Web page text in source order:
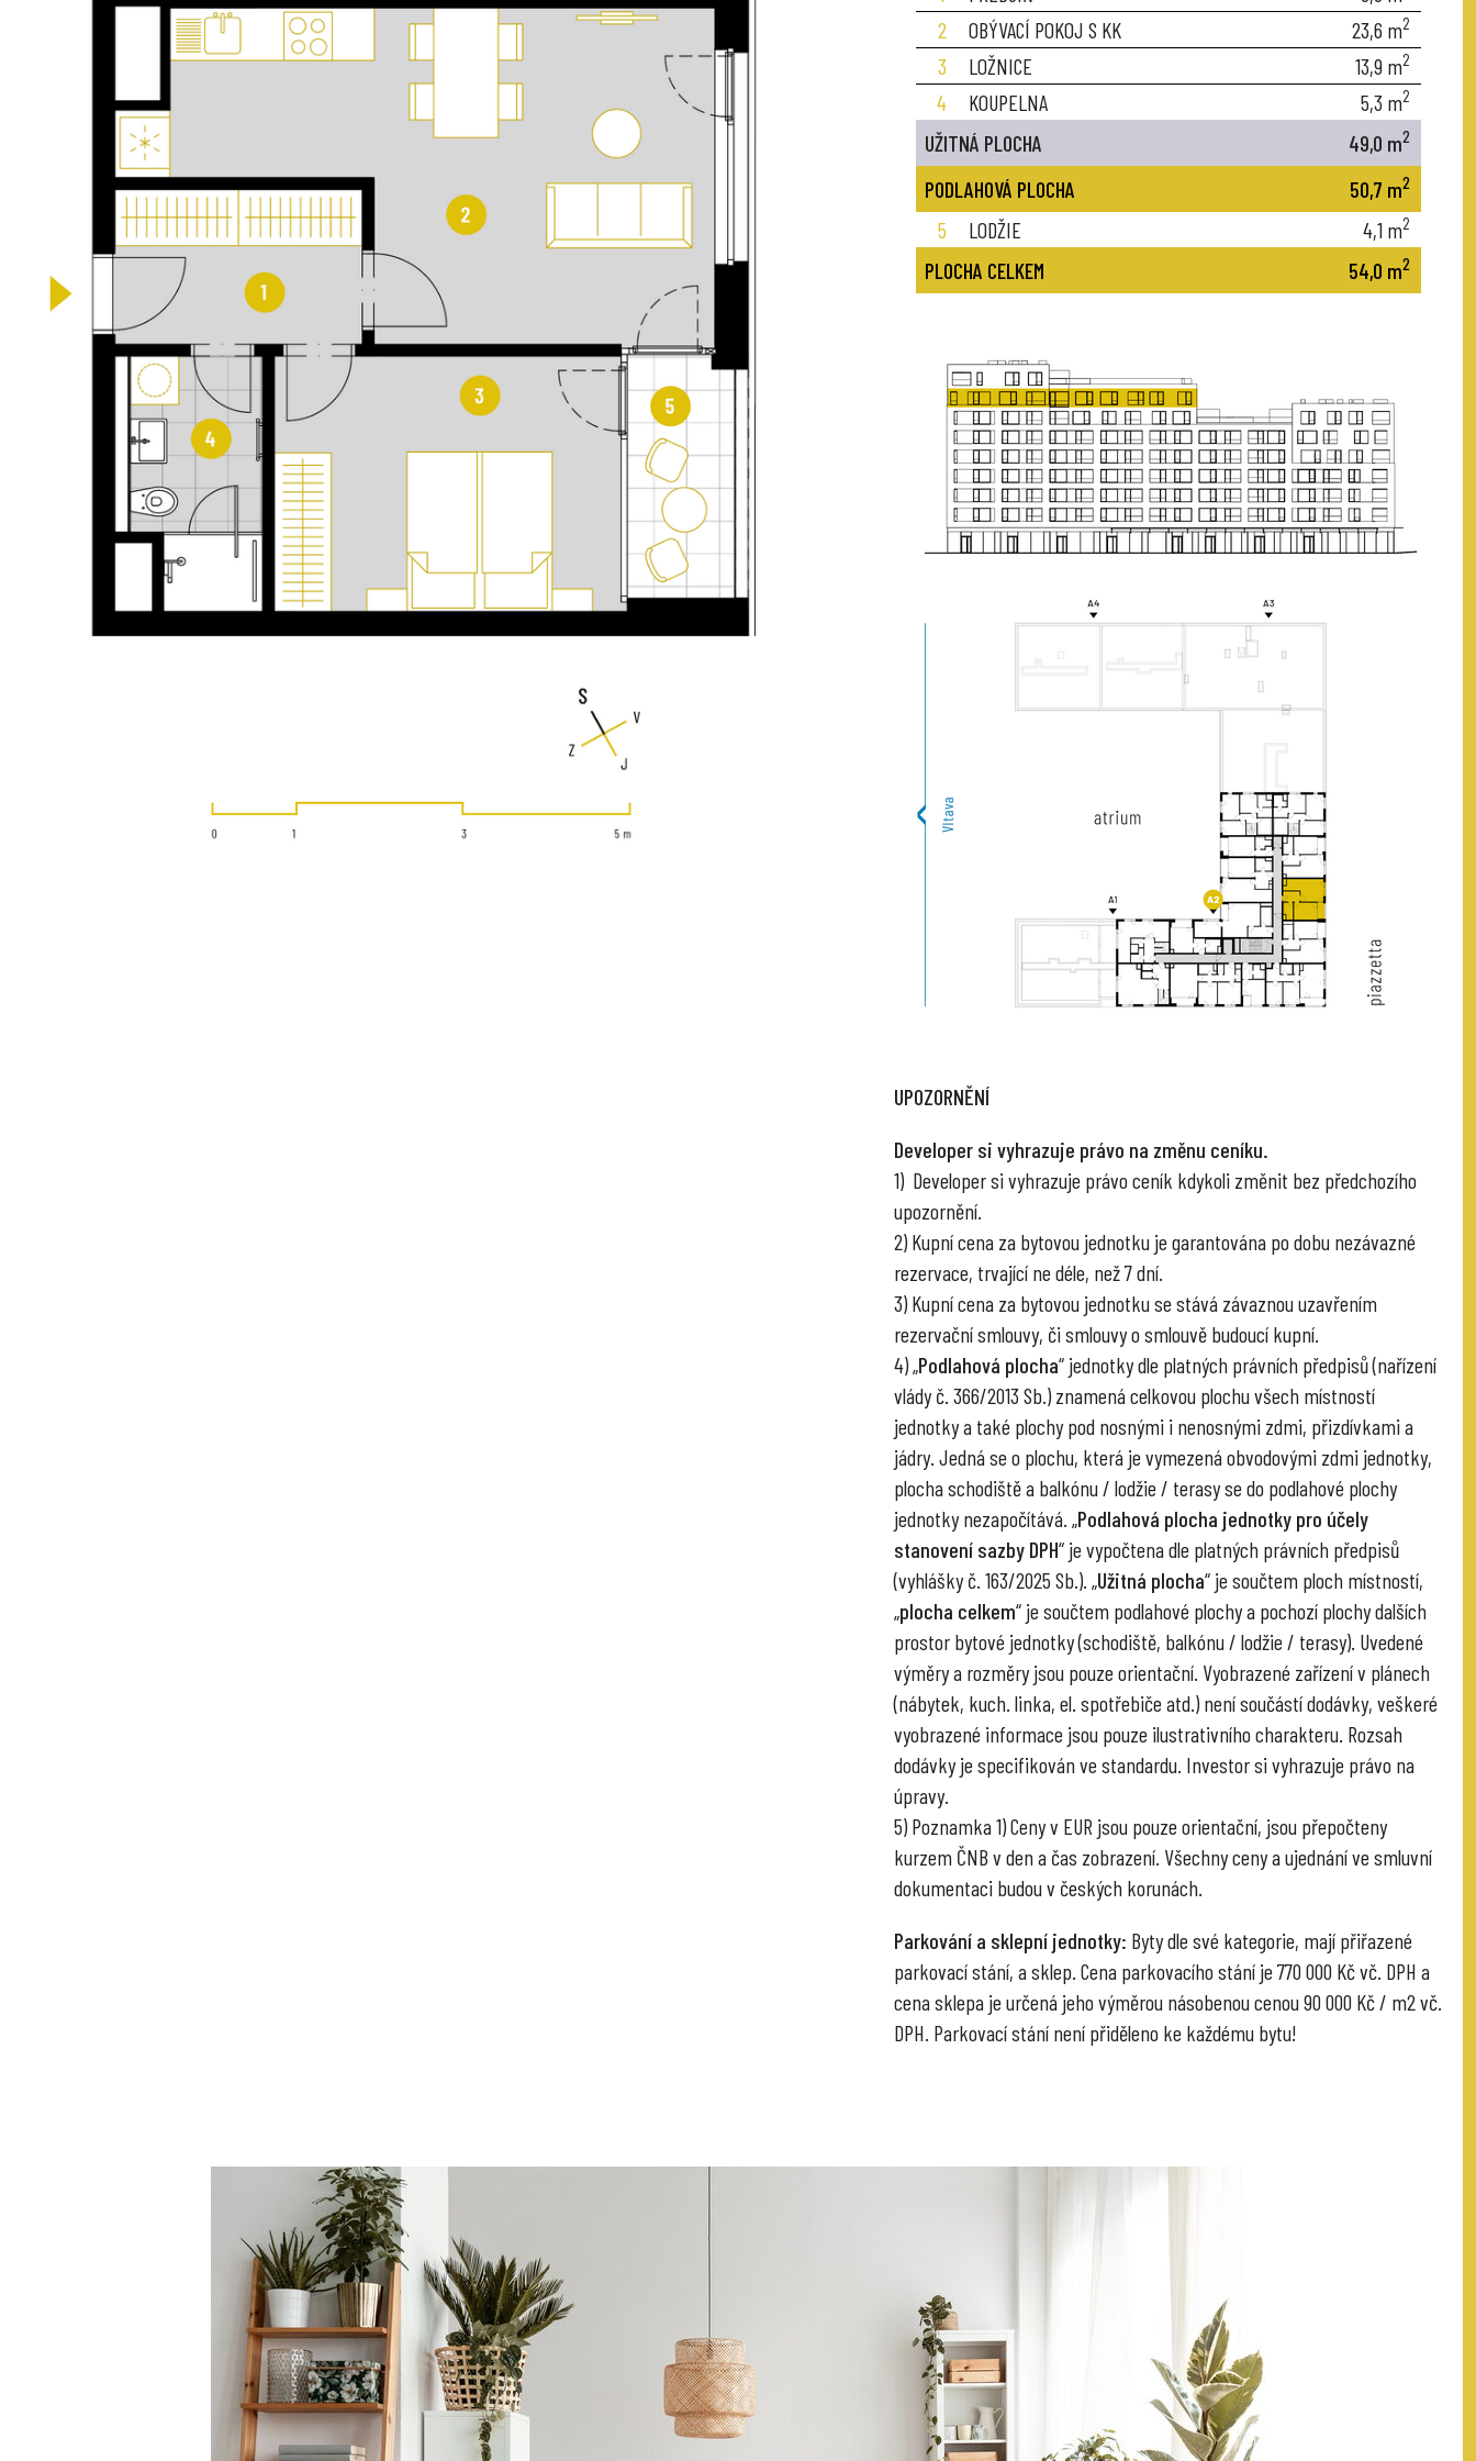
2
OBÝVACÍ POKOJ S KK 23,6 m2
3 LOŽNICE 13,9 m2
4 KOUPELNA 5,3 m2
UŽITNÁ PLOCHA 49,0 m2
PODLAHOVÁ PLOCHA 50,7 m2
5 LODŽIE 4,1 m2
PLOCHA CELKEM 54,0 m2
UPOZORNĚNÍ
Developer si vyhrazuje právo na změnu ceníku.
1) Developer si vyhrazuje právo ceník kdykoli změnit bez předchozího
upozornění.
2) Kupní cena za bytovou jednotku je garantována po dobu nezávazné
rezervace, trvající ne déle, než 7 dní.
3) Kupní cena za bytovou jednotku se stává závaznou uzavřením
rezervační smlouvy, či smlouvy o smlouvě budoucí kupní.
4) „Podlahová plocha“ jednotky dle platných právních předpisů (nařízení
vlády č. 366/2013 Sb.) znamená celkovou plochu všech místností
jednotky a také plochy pod nosnými i nenosnými zdmi, přizdívkami a
jádry. Jedná se o plochu, která je vymezená obvodovými zdmi jednotky,
plocha schodiště a balkónu / lodžie / terasy se do podlahové plochy
jednotky nezapočítává. „Podlahová plocha jednotky pro účely
stanovení sazby DPH“ je vypočtena dle platných právních předpisů
(vyhlášky č. 163/2025 Sb.). „Užitná plocha“ je součtem ploch místností,
„plocha celkem“ je součtem podlahové plochy a pochozí plochy dalších
prostor bytové jednotky (schodiště, balkónu / lodžie / terasy). Uvedené
výměry a rozměry jsou pouze orientační. Vyobrazené zařízení v plánech
(nábytek, kuch. linka, el. spotřebiče atd.) není součástí dodávky, veškeré
vyobrazené informace jsou pouze ilustrativního charakteru. Rozsah
dodávky je specifikován ve standardu. Investor si vyhrazuje právo na
úpravy.
5) Poznamka 1) Ceny v EUR jsou pouze orientační, jsou přepočteny
kurzem ČNB v den a čas zobrazení. Všechny ceny a ujednání ve smluvní
dokumentaci budou v českých korunách.
Parkování a sklepní jednotky: Byty dle své kategorie, mají přiřazené
parkovací stání, a sklep. Cena parkovacího stání je 770 000 Kč vč. DPH a
cena sklepa je určená jeho výměrou násobenou cenou 90 000 Kč / m2 vč.
DPH. Parkovací stání není přiděleno ke každému bytu!